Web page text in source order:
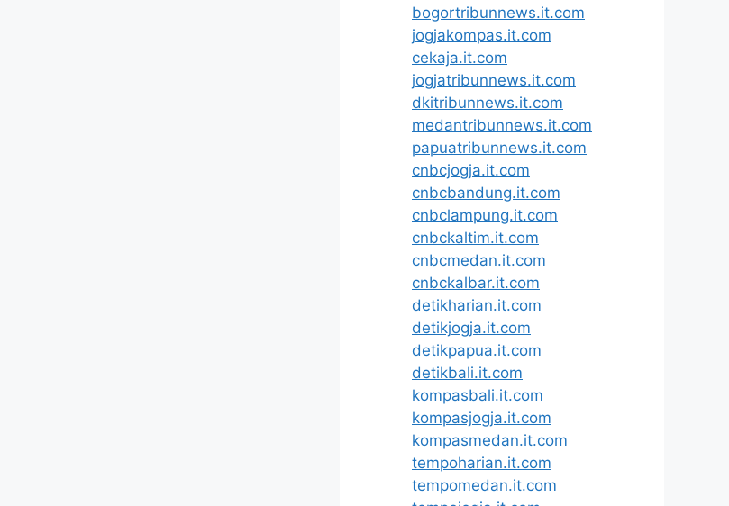
bogortribunnews.it.com
jogjakompas.it.com
cekaja.it.com
jogjatribunnews.it.com
dkitribunnews.it.com
medantribunnews.it.com
papuatribunnews.it.com
cnbcjogja.it.com
cnbcbandung.it.com
cnbclampung.it.com
cnbckaltim.it.com
cnbcmedan.it.com
cnbckalbar.it.com
detikharian.it.com
detikjogja.it.com
detikpapua.it.com
detikbali.it.com
kompasbali.it.com
kompasjogja.it.com
kompasmedan.it.com
tempoharian.it.com
tempomedan.it.com